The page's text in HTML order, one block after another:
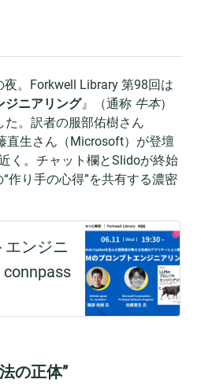
。Forkwell Library 第98回は
ジニアリング』（通称 牛本）
た。訳者の服部佑樹さん
直生さん（Microsoft）が登壇
く。チャット欄とSlidoが終始
作り手の心得”を共有する濃密
の正体”